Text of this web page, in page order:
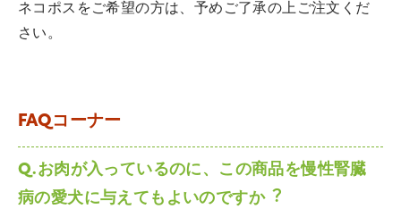
ネコポスをご希望の方は、予めご了承の上ご注文くだ
さい。
FAQコーナー
Q.お肉が入っているのに、この商品を慢性腎臓
病の愛犬に与えてもよいのですか︖